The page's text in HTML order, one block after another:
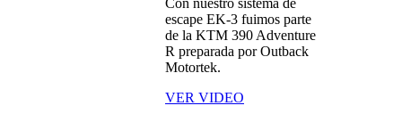
escape EK-3 fuimos parte
de la KTM 390 Adventure
R preparada por Outback
Motortek.
VER VIDEO